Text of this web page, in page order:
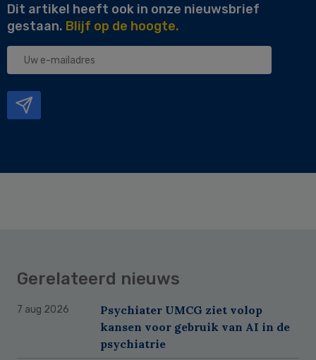
Dit artikel heeft ook in onze nieuwsbrief
gestaan. Blijf op de hoogte.
Uw
Gerelateerd nieuws
7 aug 2026
Psychiater UMCG ziet volop
kansen voor gebruik van AI in de
psychiatrie